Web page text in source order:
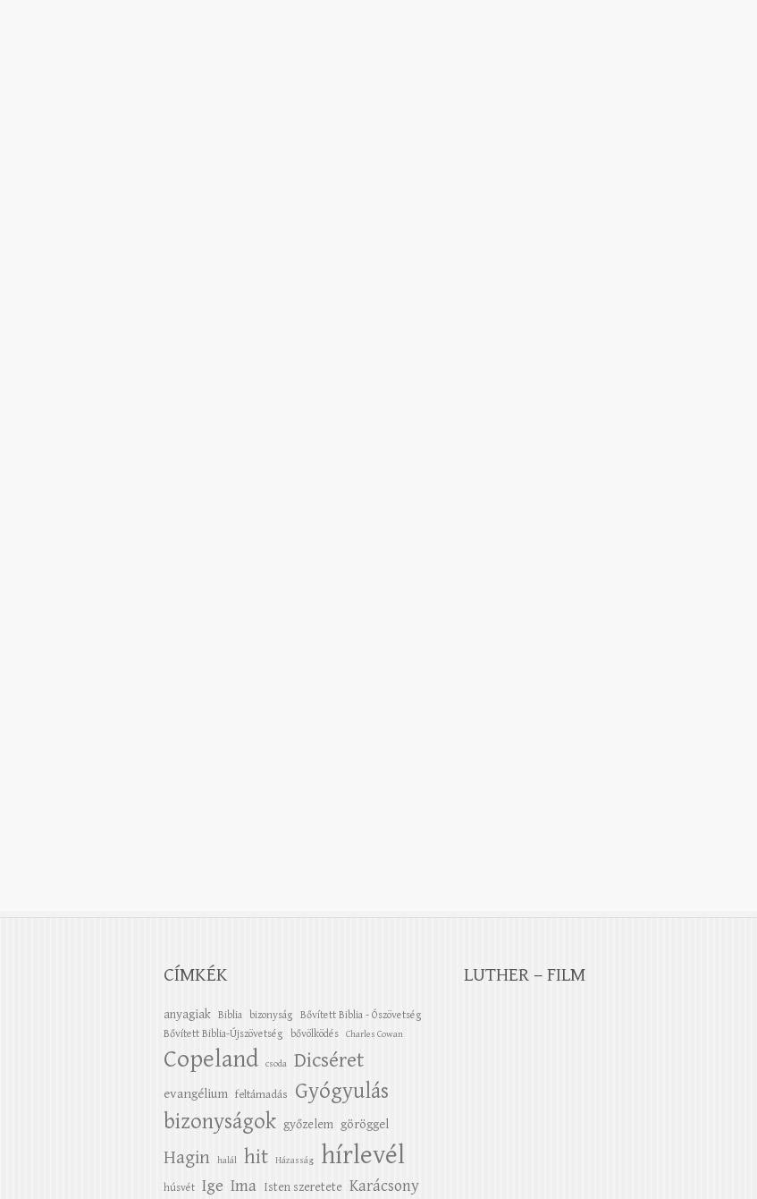
CÍMKÉK
anyagiak Biblia bizonyság
Bővített Biblia - Ószövetség
Bővített Biblia-Újszövetség
bővölködés Charles Cowan
Copeland csoda Dicséret
evangélium feltámadás
Gyógyulás
bizonyságok győzelem göröggel
Hagin halál hit Házasság hírlevél
húsvét Ige Ima Isten szeretete Karácsony
LUTHER – FILM